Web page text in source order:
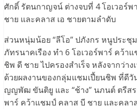
ศักดิ์ รัตนกาญจน์ ต่างจบที่ 4 โอเวอร์
ชาย และคลาส เอ ชายตามลำดับ
ส่วนหนุ่มน้อย “ลีโอ” ปภังกร หนูประชุ
ภัทรนาคเรือง ทำ 6 โอเวอร์พาร์ คว้า
ชิพ ดี ชาย ไปครองสำเร็จ หลังจากว่า
ด้วยผลงานของกลุ่มแชมเปี้ยนชิพ ที่ดีวั
ญญพัฒ ขันติยู และ “ช้าง” นภนต์ ตรีสร
พาร์ คว้าแชมป์ คลาส บี ชาย และคลา